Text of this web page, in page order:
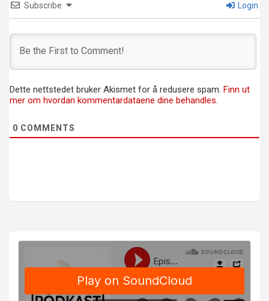
Subscribe Login
Dette nettstedet bruker Akismet for å redusere spam. Finn ut
mer om hvordan kommentardataene dine behandles.
0 COMMENTS